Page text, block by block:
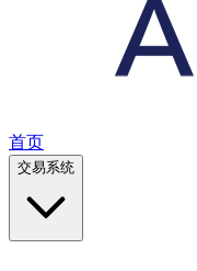
首页
交易系统